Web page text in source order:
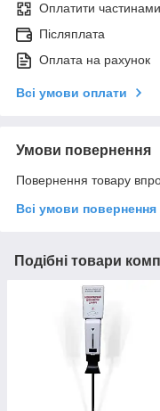
Оплатити частинами
Післяплата
Оплата на рахунок
Всі умови оплати
Умови повернення
Повернення товару
Всі умови повернення
Подібні товари